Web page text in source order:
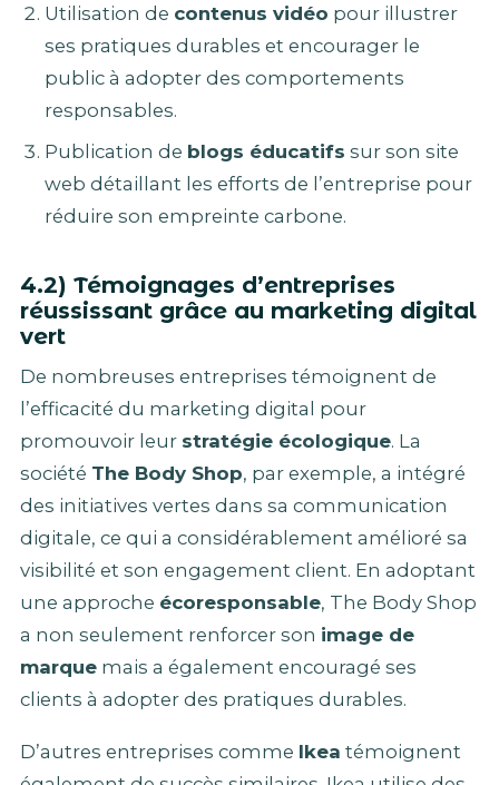
Utilisation de contenus vidéo pour illustrer
ses pratiques durables et encourager le
public à adopter des comportements
responsables.
Publication de blogs éducatifs sur son site
web détaillant les efforts de l’entreprise pour
réduire son empreinte carbone.
4.2) Témoignages d’entreprises
réussissant grâce au marketing digital
vert
De nombreuses entreprises témoignent de
l’efficacité du marketing digital pour
promouvoir leur stratégie écologique. La
société The Body Shop, par exemple, a intégré
des initiatives vertes dans sa communication
digitale, ce qui a considérablement amélioré sa
visibilité et son engagement client. En adoptant
une approche écoresponsable, The Body Shop
a non seulement renforcer son image de
marque mais a également encouragé ses
clients à adopter des pratiques durables.
D’autres entreprises comme Ikea témoignent